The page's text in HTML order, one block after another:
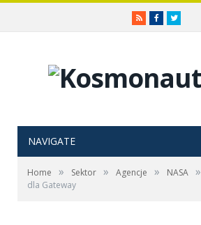
RSSFacebookTwitter
NAVIGATE
Home » Sektor » Agencje » NASA »
dla Gateway